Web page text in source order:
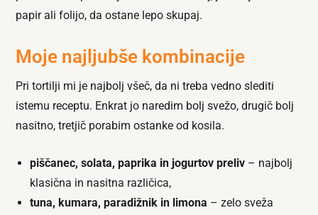
papir ali folijo, da ostane lepo skupaj.
Moje najljubše kombinacije
Pri tortilji mi je najbolj všeč, da ni treba vedno slediti
istemu receptu. Enkrat jo naredim bolj svežo, drugič bolj
nasitno, tretjič porabim ostanke od kosila.
piščanec, solata, paprika in jogurtov preliv – najbolj
klasična in nasitna različica,
tuna, kumara, paradižnik in limona – zelo sveža